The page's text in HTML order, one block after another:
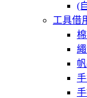
(
工具借